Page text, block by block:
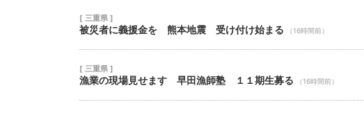
[ 三重県 ]
被災者に義援金を 熊本地震 受け付け始まる （16時間前）
[ 三重県 ]
漁業の現場見せます 早田漁師塾 １１期生募る （16時間前）